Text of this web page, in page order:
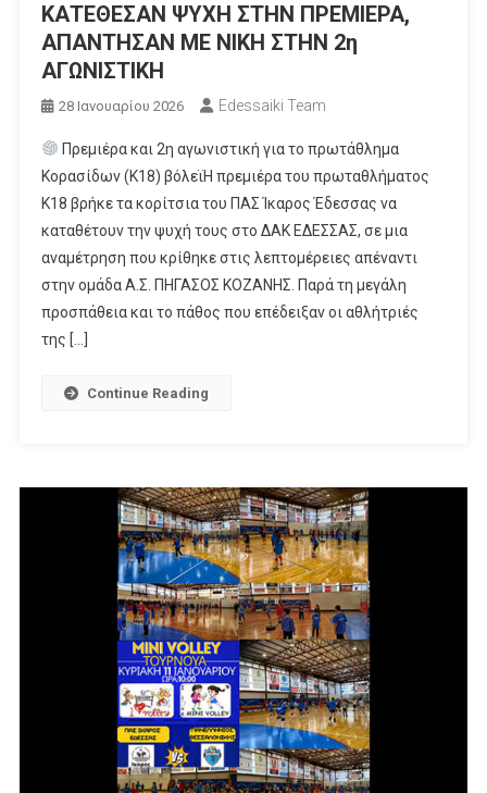
ΚΑΤΕΘΕΣΑΝ ΨΥΧΗ ΣΤΗΝ ΠΡΕΜΙΕΡΑ,
ΑΠΑΝΤΗΣΑΝ ΜΕ ΝΙΚΗ ΣΤΗΝ 2η
ΑΓΩΝΙΣΤΙΚΗ
28 Ιανουαρίου 2026 Edessaiki Team
Πρεμιέρα και 2η αγωνιστική για το πρωτάθλημα
Κορασίδων (Κ18) βόλεϊΗ πρεμιέρα του πρωταθλήματος
Κ18 βρήκε τα κορίτσια του ΠΑΣ Ίκαρος Έδεσσας να
καταθέτουν την ψυχή τους στο ΔΑΚ ΕΔΕΣΣΑΣ, σε μια
αναμέτρηση που κρίθηκε στις λεπτομέρειες απέναντι
στην ομάδα Α.Σ. ΠΗΓΑΣΟΣ ΚΟΖΑΝΗΣ. Παρά τη μεγάλη
προσπάθεια και το πάθος που επέδειξαν οι αθλήτριές
της […]
Continue Reading